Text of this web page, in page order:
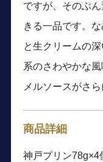
ですが、そのぶ
きる一品です。
と生クリームの
系のさわやかな
メルソースがさ
商品詳細
神戸プリン78g×4